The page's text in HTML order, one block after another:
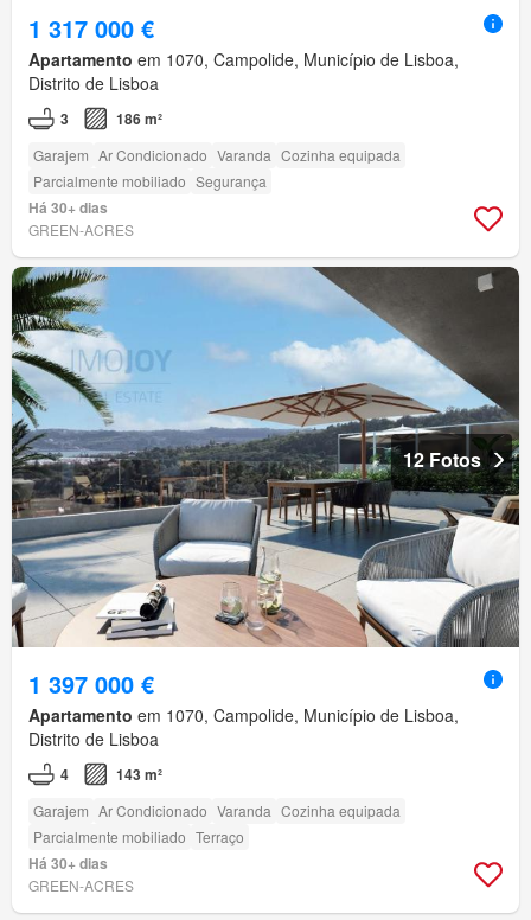
1 317 000 €
Apartamento em 1070, Campolide, Município de Lisboa,
Distrito de Lisboa
3 186 m²
Garajem Ar Condicionado Varanda Cozinha equipada
Parcialmente mobiliado Segurança
Há 30+ dias
GREEN-ACRES
12 Fotos
1 397 000 €
Apartamento em 1070, Campolide, Município de Lisboa,
Distrito de Lisboa
4 143 m²
Garajem Ar Condicionado Varanda Cozinha equipada
Parcialmente mobiliado Terraço
Há 30+ dias
GREEN-ACRES